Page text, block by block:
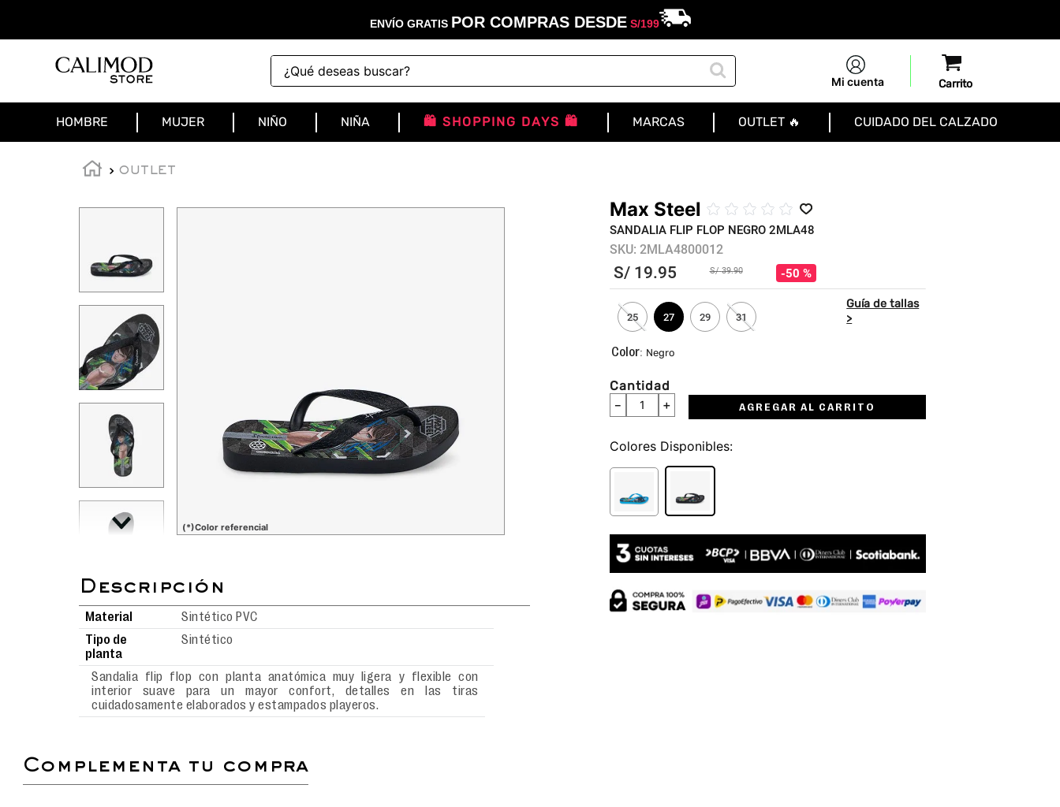
ENVÍO GRATIS POR COMPRAS DESDES/199
¿Qué deseas buscar?
Mi cuenta
HOMBRE MUJER NIÑO NIÑA 🛍️ SHOPPING DAYS 🛍️ MARCAS OUTLET 🔥 CUIDADO DEL CALZADO
OUTLET
(*)Color referencial
Sandalia flip flop con planta anatómica muy ligera y flexible con
interior suave para un mayor confort, detalles en las tiras
cuidadosamente elaborados y estampados playeros.
Material
Sintético PVC
Tipo de
planta
Sintético
Max Steel ☆ ☆ ☆ ☆ ☆
SANDALIA FLIP FLOP NEGRO 2MLA48
SKU: 2MLA4800012
S/ 19.95 S/ 39.90 50 %
25 27 29 31
: Negro
Cantidad
＋
－ AGREGAR AL CARRITO
Colores
complementa tu compra